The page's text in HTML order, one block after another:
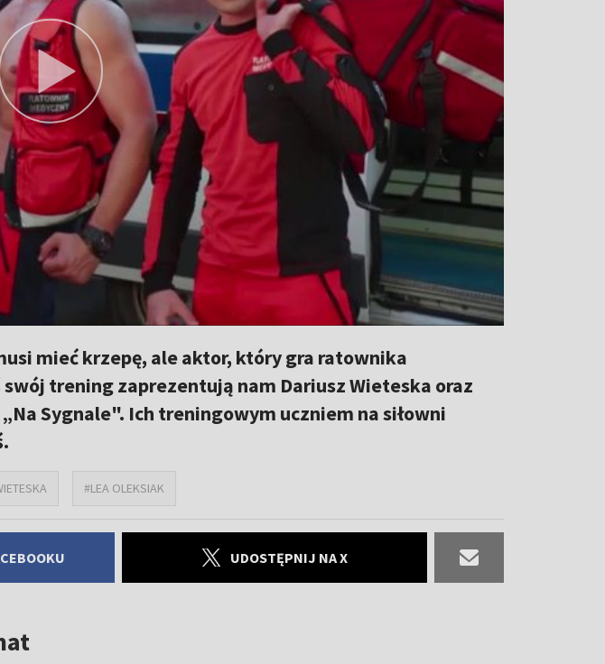
mieć krzepę, ale aktor, który gra ratownika
trening zaprezentują nam Dariusz Wieteska oraz
Sygnale". Ich treningowym uczniem na siłowni
#LEA OLEKSIAK
UDOSTĘPNIJ NA X